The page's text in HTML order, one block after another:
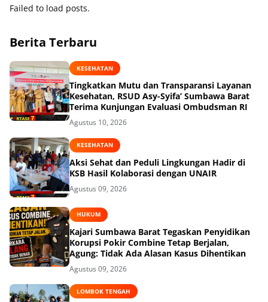
Failed to load posts.
Berita Terbaru
KESEHATAN
Tingkatkan Mutu dan Transparansi Layanan
Kesehatan, RSUD Asy-Syifa’ Sumbawa Barat
Terima Kunjungan Evaluasi Ombudsman RI
Agustus 10, 2026
KESEHATAN
Aksi Sehat dan Peduli Lingkungan Hadir di
KSB Hasil Kolaborasi dengan UNAIR
Agustus 09, 2026
HUKUM
Kajari Sumbawa Barat Tegaskan Penyidikan
Korupsi Pokir Combine Tetap Berjalan,
Agung: Tidak Ada Alasan Kasus Dihentikan
Agustus 09, 2026
LOMBOK TENGAH